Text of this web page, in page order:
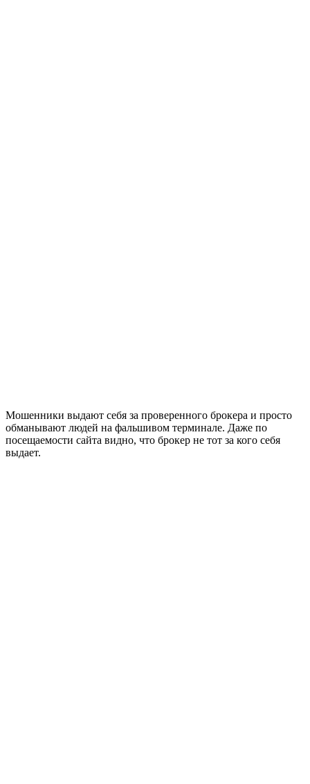
Мошенники выдают себя за проверенного брокера и просто
обманывают людей на фальшивом терминале. Даже по
посещаемости сайта видно, что брокер не тот за кого себя
выдает.